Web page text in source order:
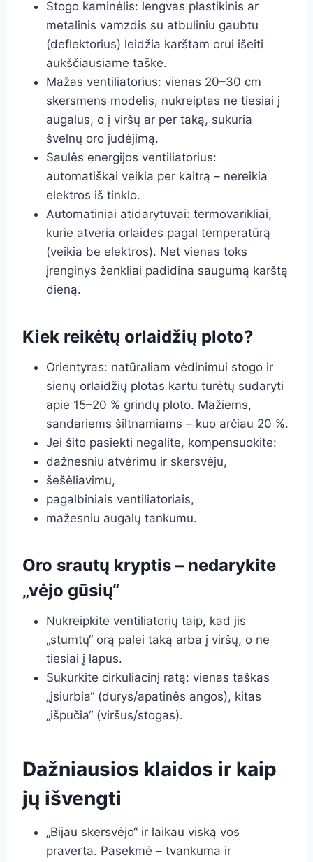
Stogo kaminėlis: lengvas plastikinis ar
metalinis vamzdis su atbuliniu gaubtu
(deflektorius) leidžia karštam orui išeiti
aukščiausiame taške.
Mažas ventiliatorius: vienas 20–30 cm
skersmens modelis, nukreiptas ne tiesiai į
augalus, o į viršų ar per taką, sukuria
švelnų oro judėjimą.
Saulės energijos ventiliatorius:
automatiškai veikia per kaitrą – nereikia
elektros iš tinklo.
Automatiniai atidarytuvai: termovarikliai,
kurie atveria orlaides pagal temperatūrą
(veikia be elektros). Net vienas toks
įrenginys ženkliai padidina saugumą karštą
dieną.
Kiek reikėtų orlaidžių ploto?
Orientyras: natūraliam vėdinimui stogo ir
sienų orlaidžių plotas kartu turėtų sudaryti
apie 15–20 % grindų ploto. Mažiems,
sandariems šiltnamiams – kuo arčiau 20 %.
Jei šito pasiekti negalite, kompensuokite:
dažnesniu atvėrimu ir skersvėju,
šešėliavimu,
pagalbiniais ventiliatoriais,
mažesniu augalų tankumu.
Oro srautų kryptis – nedarykite
„vėjo gūsių“
Nukreipkite ventiliatorių taip, kad jis
„stumtų“ orą palei taką arba į viršų, o ne
tiesiai į lapus.
Sukurkite cirkuliacinį ratą: vienas taškas
„įsiurbia“ (durys/apatinės angos), kitas
„išpučia“ (viršus/stogas).
Dažniausios klaidos ir kaip
jų išvengti
„Bijau skersvėjo“ ir laikau viską vos
praverta. Pasekmė – tvankuma ir